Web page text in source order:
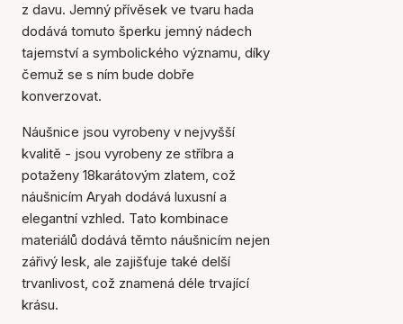
z davu. Jemný přívěsek ve tvaru hada
dodává tomuto šperku jemný nádech
tajemství a symbolického významu, díky
čemuž se s ním bude dobře
konverzovat.
Náušnice jsou vyrobeny v nejvyšší
kvalitě - jsou vyrobeny ze stříbra a
potaženy 18karátovým zlatem, což
náušnicím Aryah dodává luxusní a
elegantní vzhled. Tato kombinace
materiálů dodává těmto náušnicím nejen
zářivý lesk, ale zajišťuje také delší
trvanlivost, což znamená déle trvající
krásu.